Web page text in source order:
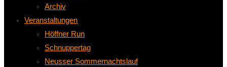
Archiv
Veranstaltungen
Höffner Run
Schnuppertag
Neusser Sommernachtslauf